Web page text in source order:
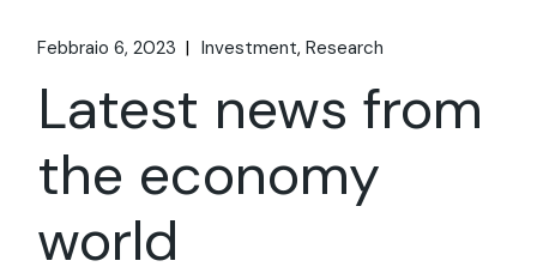
Febbraio 6, 2023 Investment Research
Latest news from
the economy
world